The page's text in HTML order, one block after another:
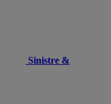
Sinistre &